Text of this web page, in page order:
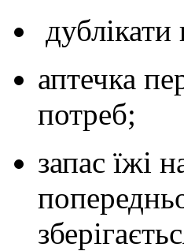
аптечка
потреб;
запас їжі